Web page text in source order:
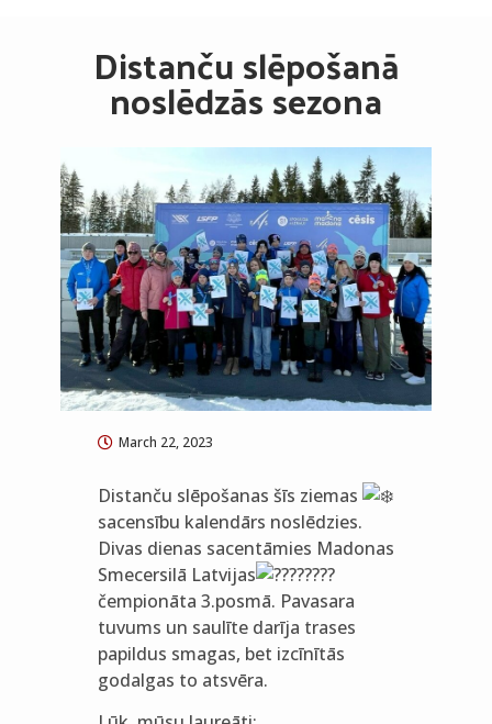
Distanču slēpošanā
noslēdzās sezona
March 22, 2023
Distanču slēpošanas šīs ziemas
sacensību kalendārs noslēdzies.
Divas dienas sacentāmies Madonas
Smecersilā Latvijas
čempionāta 3.posmā. Pavasara
tuvums un saulīte darīja trases
papildus smagas, bet izcīnītās
godalgas to atsvēra.